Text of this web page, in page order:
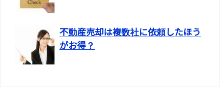
不動産売却は複数社に依頼したほう
がお得？